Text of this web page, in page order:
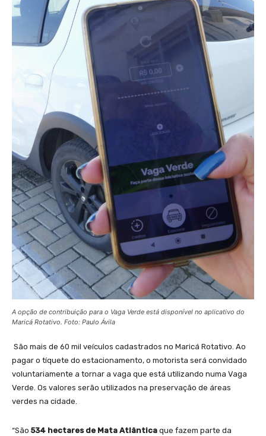
A opção de contribuição para o Vaga Verde está disponível no aplicativo do
Maricá Rotativo. Foto: Paulo Ávila
São mais de 60 mil veículos cadastrados no Maricá Rotativo. Ao
pagar o tíquete do estacionamento, o motorista será convidado
voluntariamente a tornar a vaga que está utilizando numa Vaga
Verde. Os valores serão utilizados na preservação de áreas
verdes na cidade.
“São 534 hectares de Mata Atlântica que fazem parte da